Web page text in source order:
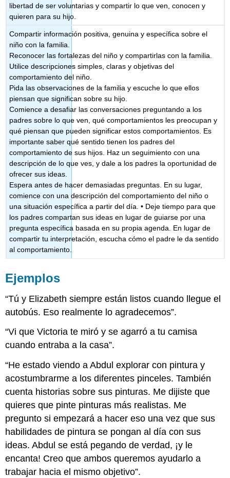
libertad de ser voluntarias y compartir lo que ven, conocen y
quieren para su hijo.
Compartir información positiva, genuina y específica sobre el
niño con la familia.
Reconocer las fortalezas del niño y compartirlas con la familia.
Utilice descripciones simples, claras y objetivas del
comportamiento del niño.
Pida las observaciones de la familia y escuche lo que ellos
piensan que significan sobre su hijo.
Comience a desafiar las conversaciones preguntando a los
padres sobre lo que ven, qué comportamientos les preocupan y
qué piensan que pueden significar estos comportamientos. Es
importante saber qué sentido tienen los padres del
comportamiento de sus hijos. Haz un seguimiento con una
descripción de lo que ves, y dale a los padres la oportunidad de
ofrecer sus ideas.
Espera antes de hacer demasiadas preguntas. En su lugar,
comience con una descripción del comportamiento del niño o
una situación específica a partir del día. • Deje tiempo para que
los padres compartan sus ideas en lugar de guiarse por una
pregunta específica basada en su propia agenda. En lugar de
compartir tu interpretación, escucha cómo el padre le da sentido
al comportamiento.
Ejemplos
“Tú y Elizabeth siempre están listos cuando llegue el
autobús. Eso realmente lo agradecemos”.
“Vi que Victoria te miró y se agarró a tu camisa
cuando entraba a la casa”.
“He estado viendo a Abdul explorar con pintura y
acostumbrarme a los diferentes pinceles. También
cuenta historias sobre sus pinturas. Me dijiste que
quieres que pinte pinturas más realistas. Me
pregunto si empezará a hacer eso una vez que sus
habilidades de pintura se pongan al día con sus
ideas. Abdul se está pegando de verdad, ¡y le
encanta! Creo que ambos queremos ayudarlo a
trabajar hacia el mismo objetivo”.